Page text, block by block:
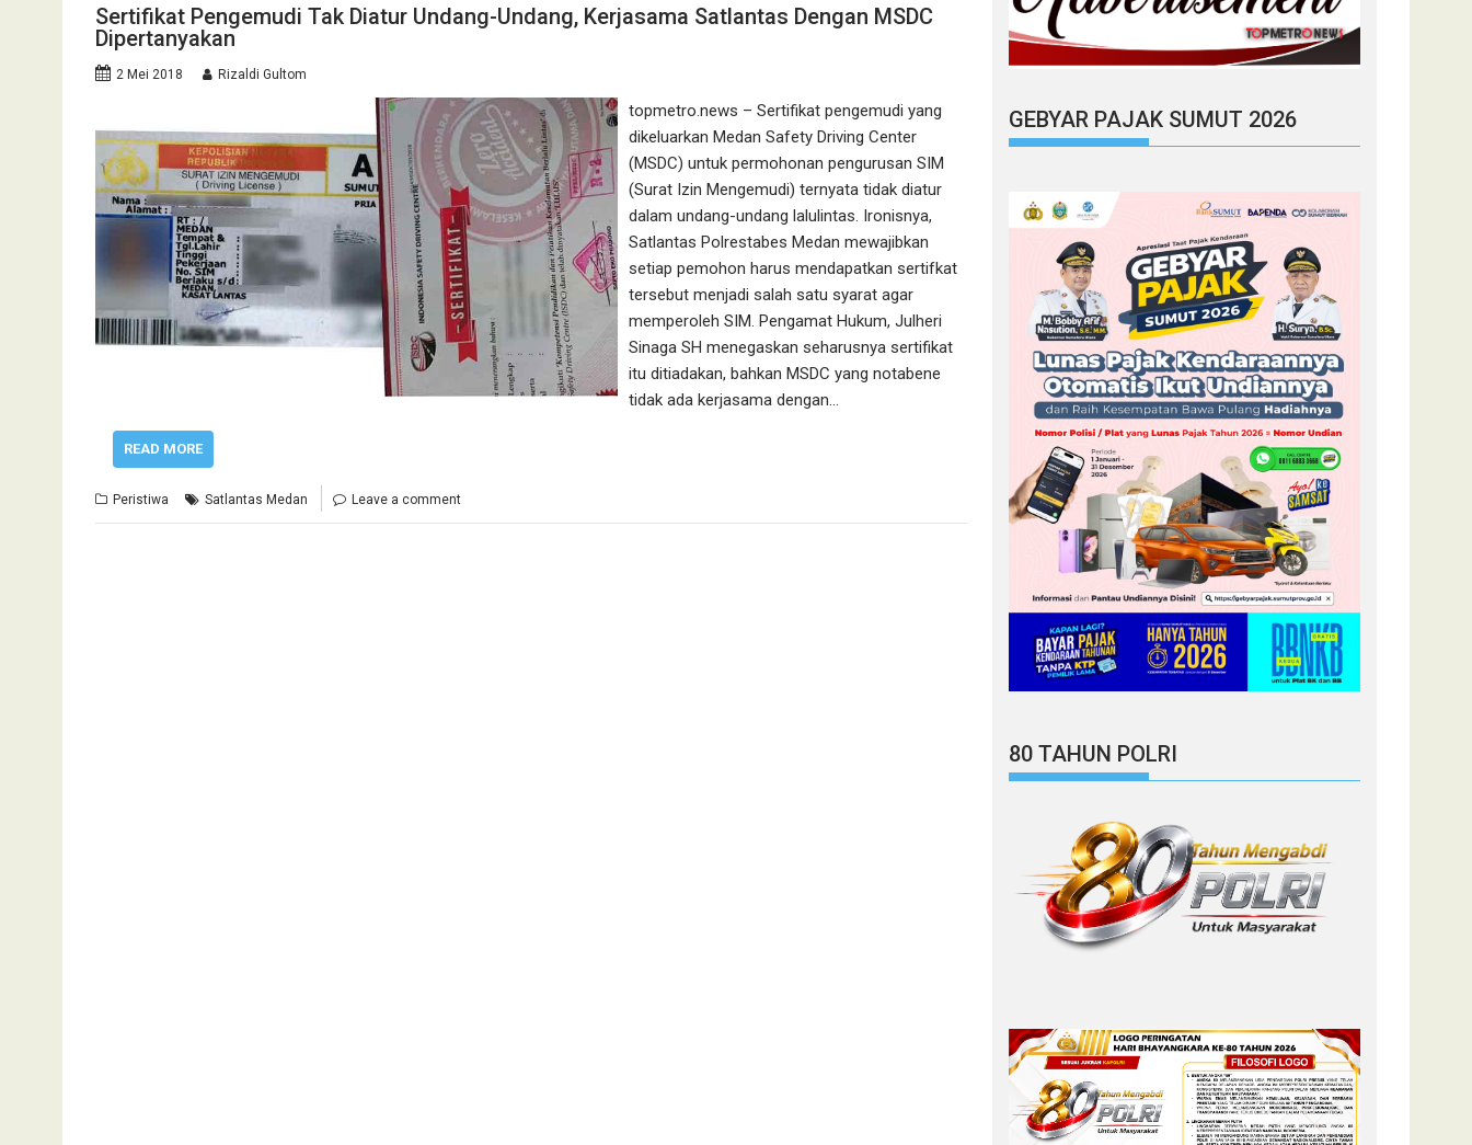
Sertifikat Pengemudi Tak Diatur Undang-Undang, Kerjasama Satlantas Dengan MSDC
Dipertanyakan
2 Mei 2018 Rizaldi Gultom
topmetro.news – Sertifikat pengemudi yang
dikeluarkan Medan Safety Driving Center
(MSDC) untuk permohonan pengurusan SIM
(Surat Izin Mengemudi) ternyata tidak diatur
dalam undang-undang lalulintas. Ironisnya,
Satlantas Polrestabes Medan mewajibkan
setiap pemohon harus mendapatkan sertifkat
tersebut menjadi salah satu syarat agar
memperoleh SIM. Pengamat Hukum, Julheri
Sinaga SH menegaskan seharusnya sertifikat
itu ditiadakan, bahkan MSDC yang notabene
tidak ada kerjasama dengan…
READ MORE
Peristiwa Satlantas Medan Leave a comment
GEBYAR PAJAK SUMUT 2026
80 TAHUN POLRI